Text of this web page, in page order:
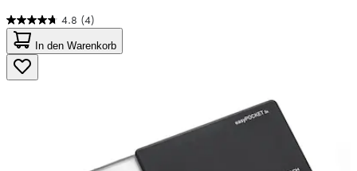
4.8 (4)
4.8
von
5
Sternen.
4
In den Warenkorb